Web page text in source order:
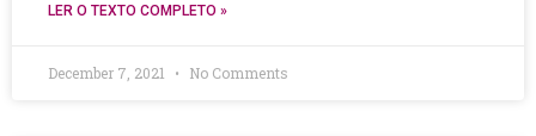
LER O TEXTO COMPLETO »
December 7, 2021 No Comments